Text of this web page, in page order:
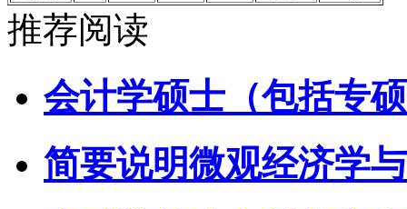
推荐阅读
会计学硕士（包括专
简要说明微观经济学